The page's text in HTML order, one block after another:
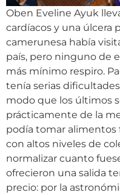
Oben Eveline Ayuk
cardíacos y una úlcera
camerunesa había
país, pero ninguno de
más mínimo respiro.
tenía serias
modo que los últimos
prácticamente de la
podía tomar alimentos
con altos niveles de
normalizar cuanto
ofrecieron una salida
precio: por la